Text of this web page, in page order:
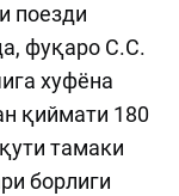
поезди
фуқаро С.С.
хуфёна
қиймати 180
тамаки
борлиги